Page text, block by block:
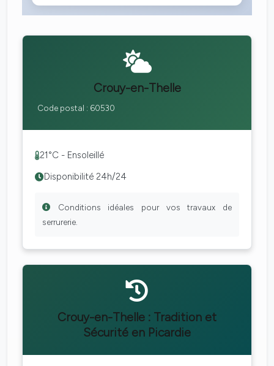
Crouy-en-Thelle
Code postal : 60530
21°C - Ensoleillé
Disponibilité 24h/24
Conditions idéales pour vos travaux de
serrurerie.
Crouy-en-Thelle : Tradition et
Sécurité en Picardie